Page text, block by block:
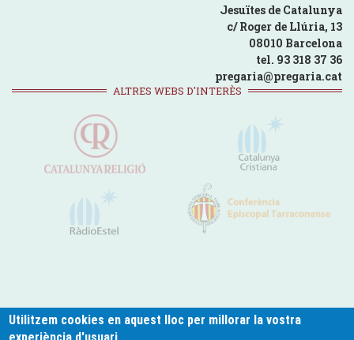
Jesuïtes de Catalunya
c/ Roger de Llúria, 13
08010 Barcelona
tel. 93 318 37 36
pregaria@pregaria.cat
ALTRES WEBS D'INTERÈS
Utilitzem cookies en aquest lloc per millorar la vostra